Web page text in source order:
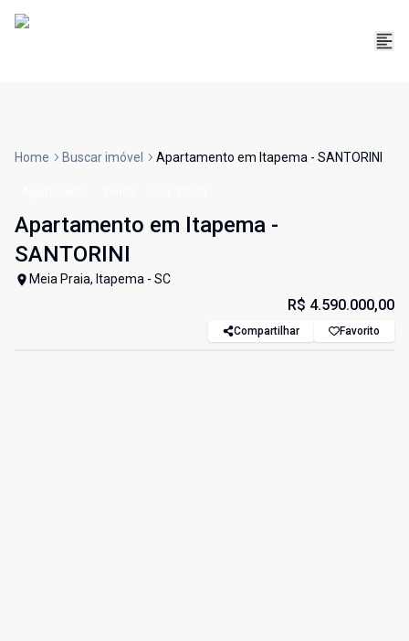
Home Buscar imóvel Apartamento em Itapema - SANTORINI
Apartamento em Itapema -
SANTORINI
Meia Praia, Itapema - SC
R$ 4.590.000,00
Compartilhar Favorito